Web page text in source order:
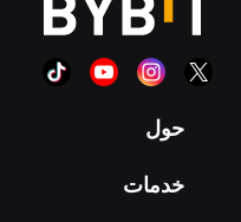
حول
خدمات